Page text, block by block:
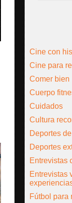
Cine con
Cine para
Comer bien
Cuerpo
Cuidados
Cultura
Deportes
Deportes
Entrevistas
Entrevistas
Fútbol para